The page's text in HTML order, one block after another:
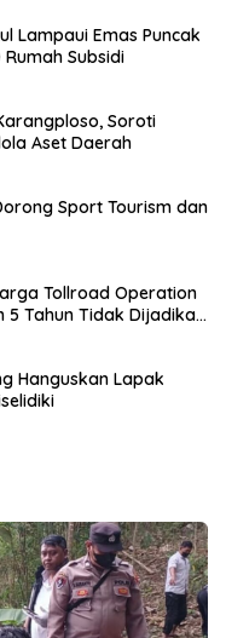
Lampaui Emas Puncak
Subsidi
Soroti
Aset Daerah
Sport Tourism dan
Tollroad Operation
5 Tahun Tidak Dijadikan
Hanguskan Lapak